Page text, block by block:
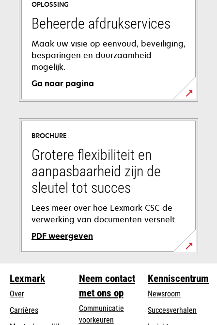
new
tab
OPLOSSING
Beheerde afdrukservices
Maak uw visie op eenvoud, beveiliging,
besparingen en duurzaamheid
mogelijk.
Ga naar pagina
BROCHURE
Grotere flexibiliteit en
aanpasbaarheid zijn de
sleutel tot succes
Lees meer over hoe Lexmark CSC de
verwerking van documenten versnelt.
PDF weergeven
opens
a
new
Lexmark
Over
Carrières
Neem contact
met ons op
Communicatie
voorkeuren
Kenniscentrum
Newsroom
Succesverhalen